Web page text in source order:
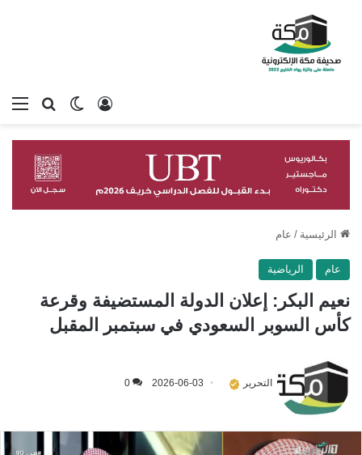
بحثالوضع
تسجيل الدخول
الرئيسية / عام
عام الرياضية
نعيم البكر: إعلان الدولة المستضيفة وقرعة
كأس السوبر السعودي في سبتمبر المقبل
التحرير 2026-06-03
0